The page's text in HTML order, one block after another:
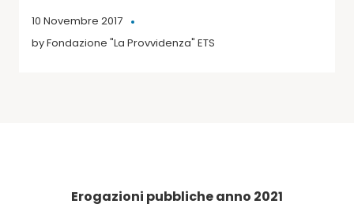
10 Novembre 2017
byFondazione "La Provvidenza" ETS
Erogazioni pubbliche anno 2021